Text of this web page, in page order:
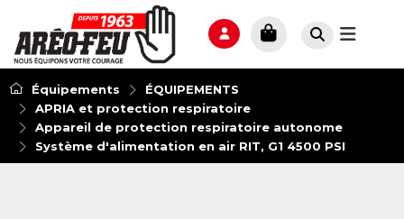
Équipements
ÉQUIPEMENTS
APRIA et protection respiratoire
Appareil de protection respiratoire autonome
Système d'alimentation en air RIT, G1 4500 PSI